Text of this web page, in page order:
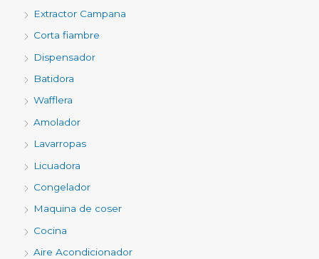
Extractor Campana
Corta fiambre
Dispensador
Batidora
Wafflera
Amolador
Lavarropas
Licuadora
Congelador
Maquina de coser
Cocina
Aire Acondicionador